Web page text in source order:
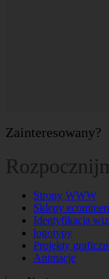
Zainteresowany?
Strony WWW
Sklepy
Identyfikacja
logotypy
Projekty
Animacje